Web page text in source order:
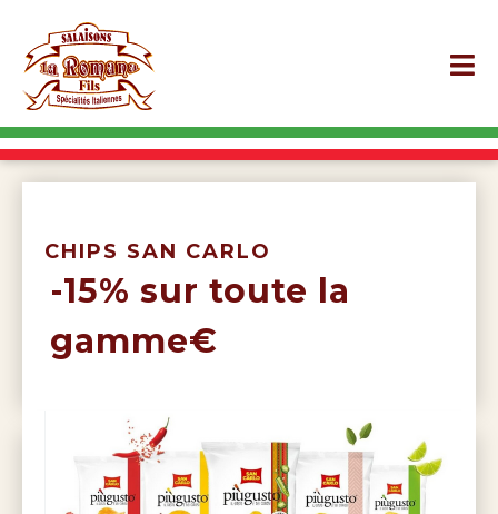
CHIPS SAN CARLO
-15% sur toute la
gamme€